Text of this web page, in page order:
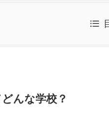
んな学校？